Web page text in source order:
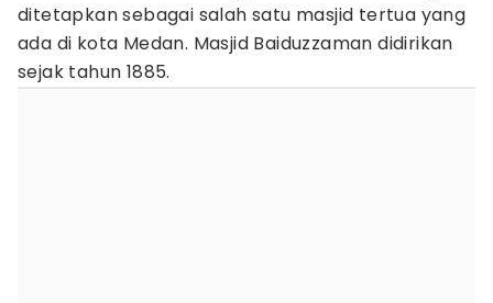
ditetapkan sebagai salah satu masjid tertua yang
ada di kota Medan. Masjid Baiduzzaman didirikan
sejak tahun 1885.